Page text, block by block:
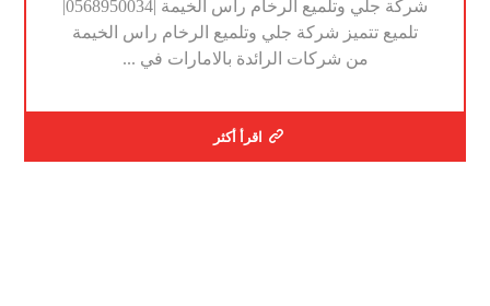
شركة جلي وتلميع الرخام راس الخيمة |0568950034|
تلميع تتميز شركة جلي وتلميع الرخام راس الخيمة
من شركات الرائدة بالامارات في ...
اقرأ أكثر